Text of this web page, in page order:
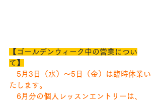
【ゴールデンウィーク中の営業につい
て】
5月3日（水）〜5日（金）は臨時休業い
たします。
6月分の個人レッスンエントリーは、